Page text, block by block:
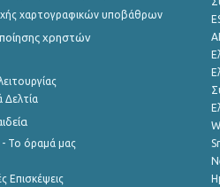
χαρτογραφικών υποβάθρων
χρηστών
Δελτία
Το όραμά μας
Επισκέψεις